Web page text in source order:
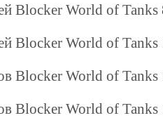
Blocker World of Tanks
Blocker World of Tanks
Blocker World of Tanks
Blocker World of Tanks